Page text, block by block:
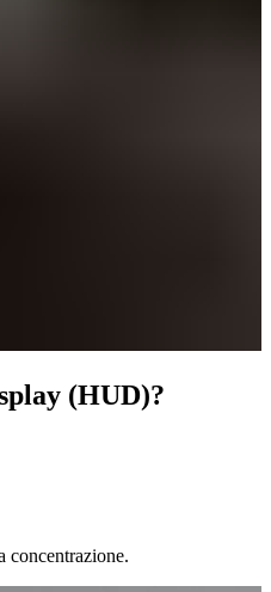
(HUD)?
occhi.